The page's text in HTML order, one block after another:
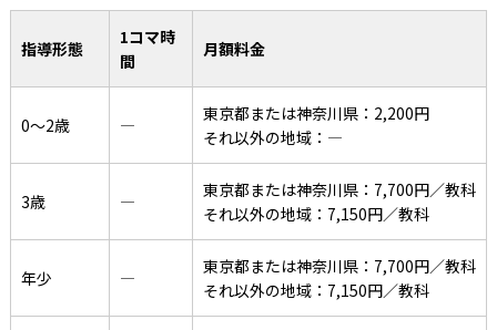
指導形態
1コマ時
間
月額料金
0〜2歳 ―
東京都または神奈川県：2,200円
それ以外の地域：―
3歳 ―
東京都または神奈川県：7,700円／教科
それ以外の地域：7,150円／教科
年少 ―
東京都または神奈川県：7,700円／教科
それ以外の地域：7,150円／教科